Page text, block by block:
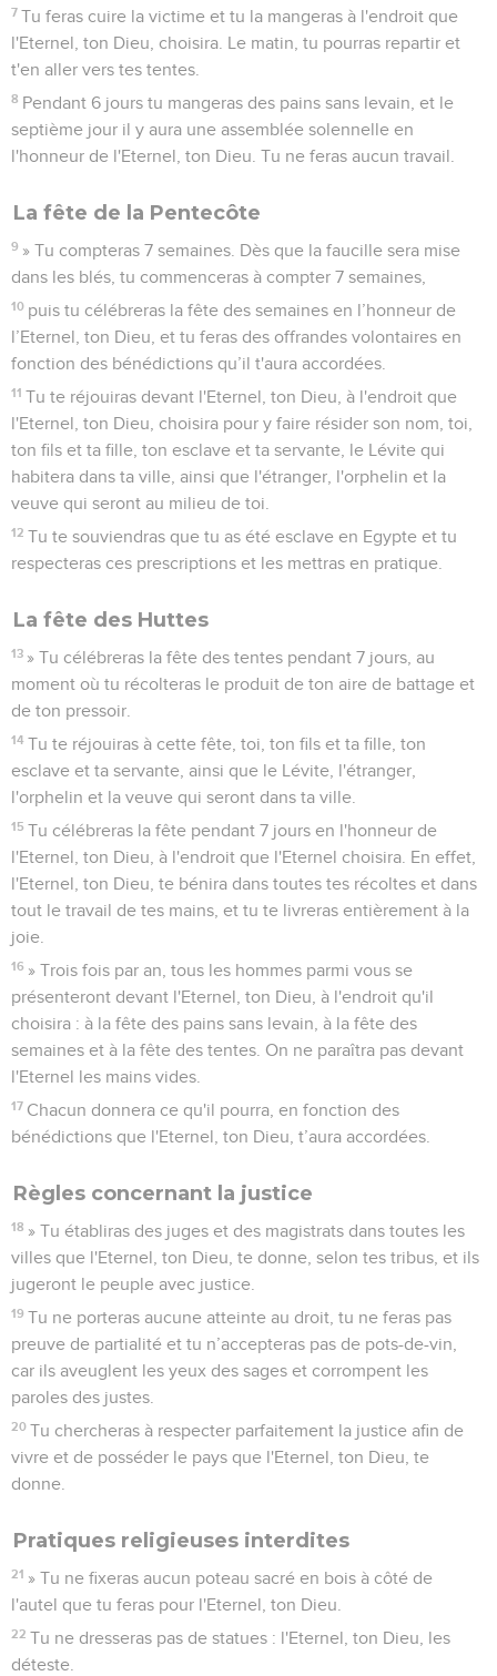
7 Tu feras cuire la victime et tu la mangeras à l'endroit que
l'Eternel, ton Dieu, choisira. Le matin, tu pourras repartir et
t'en aller vers tes tentes.
8 Pendant 6 jours tu mangeras des pains sans levain, et le
septième jour il y aura une assemblée solennelle en
l'honneur de l'Eternel, ton Dieu. Tu ne feras aucun travail.
La fête de la Pentecôte
9 » Tu compteras 7 semaines. Dès que la faucille sera mise
dans les blés, tu commenceras à compter 7 semaines,
10 puis tu célébreras la fête des semaines en l’honneur de
l’Eternel, ton Dieu, et tu feras des offrandes volontaires en
fonction des bénédictions qu’il t'aura accordées.
11 Tu te réjouiras devant l'Eternel, ton Dieu, à l'endroit que
l'Eternel, ton Dieu, choisira pour y faire résider son nom, toi,
ton fils et ta fille, ton esclave et ta servante, le Lévite qui
habitera dans ta ville, ainsi que l'étranger, l'orphelin et la
veuve qui seront au milieu de toi.
12 Tu te souviendras que tu as été esclave en Egypte et tu
respecteras ces prescriptions et les mettras en pratique.
La fête des Huttes
13 » Tu célébreras la fête des tentes pendant 7 jours, au
moment où tu récolteras le produit de ton aire de battage et
de ton pressoir.
14 Tu te réjouiras à cette fête, toi, ton fils et ta fille, ton
esclave et ta servante, ainsi que le Lévite, l'étranger,
l'orphelin et la veuve qui seront dans ta ville.
15 Tu célébreras la fête pendant 7 jours en l'honneur de
l'Eternel, ton Dieu, à l'endroit que l'Eternel choisira. En effet,
l'Eternel, ton Dieu, te bénira dans toutes tes récoltes et dans
tout le travail de tes mains, et tu te livreras entièrement à la
joie.
16 » Trois fois par an, tous les hommes parmi vous se
présenteront devant l'Eternel, ton Dieu, à l'endroit qu'il
choisira : à la fête des pains sans levain, à la fête des
semaines et à la fête des tentes. On ne paraîtra pas devant
l'Eternel les mains vides.
17 Chacun donnera ce qu'il pourra, en fonction des
bénédictions que l'Eternel, ton Dieu, t’aura accordées.
Règles concernant la justice
18 » Tu établiras des juges et des magistrats dans toutes les
villes que l'Eternel, ton Dieu, te donne, selon tes tribus, et ils
jugeront le peuple avec justice.
19 Tu ne porteras aucune atteinte au droit, tu ne feras pas
preuve de partialité et tu n’accepteras pas de pots-de-vin,
car ils aveuglent les yeux des sages et corrompent les
paroles des justes.
20 Tu chercheras à respecter parfaitement la justice afin de
vivre et de posséder le pays que l'Eternel, ton Dieu, te
donne.
Pratiques religieuses interdites
21 » Tu ne fixeras aucun poteau sacré en bois à côté de
l'autel que tu feras pour l'Eternel, ton Dieu.
22 Tu ne dresseras pas de statues : l'Eternel, ton Dieu, les
déteste.